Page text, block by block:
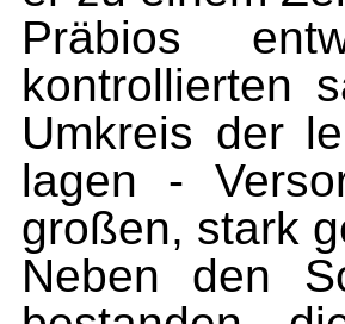
Präbios
kontrollierten
Umkreis der
lagen -
großen, stark
Neben den